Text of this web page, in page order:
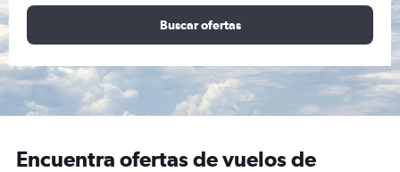
Buscar ofertas
Encuentra ofertas de vuelos de